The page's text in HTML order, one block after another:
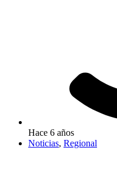
Hace 6 años
Noticias, Regional